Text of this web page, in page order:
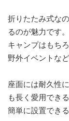
折りたたみ式な
るのが魅力です。
キャンプはもち
野外イベントな
座面には耐久性
も長く愛用でき
簡単に設置でき